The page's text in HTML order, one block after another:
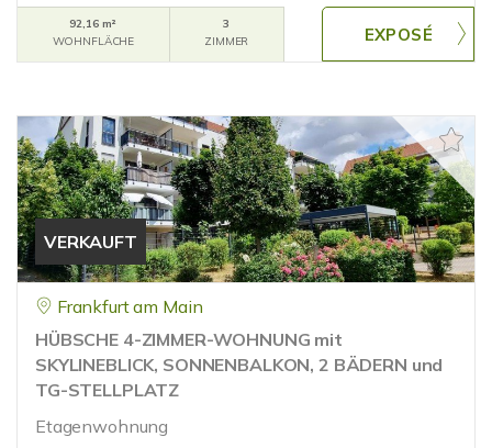
92,16 m²
WOHNFLÄCHE
3
ZIMMER
VERKAUFT
Frankfurt am Main
HÜBSCHE 4-ZIMMER-WOHNUNG mit
SKYLINEBLICK, SONNENBALKON, 2 BÄDERN und
TG-STELLPLATZ
Etagenwohnung